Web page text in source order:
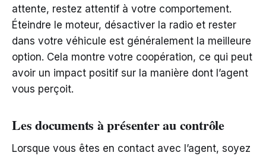
attente, restez attentif à votre comportement.
Éteindre le moteur, désactiver la radio et rester
dans votre véhicule est généralement la meilleure
option. Cela montre votre coopération, ce qui peut
avoir un impact positif sur la manière dont l’agent
vous perçoit.
Les documents à présenter au contrôle
Lorsque vous êtes en contact avec l’agent, soyez